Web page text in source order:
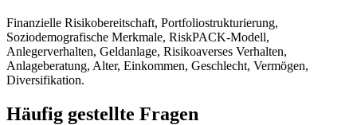
Finanzielle Risikobereitschaft, Portfoliostrukturierung,
Soziodemografische Merkmale, RiskPACK-Modell,
Anlegerverhalten, Geldanlage, Risikoaverses Verhalten,
Anlageberatung, Alter, Einkommen, Geschlecht, Vermögen,
Diversifikation.
Häufig gestellte Fragen